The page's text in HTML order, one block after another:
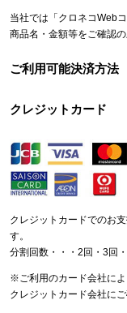
当社では「クロネコWeb
商品名・金額等をご確認
ご利用可能決済方法
クレジットカード
クレジットカードでのお
す。
分割回数・・・2回・3回
※ご利用のカード会社によ
クレジットカード会社にご